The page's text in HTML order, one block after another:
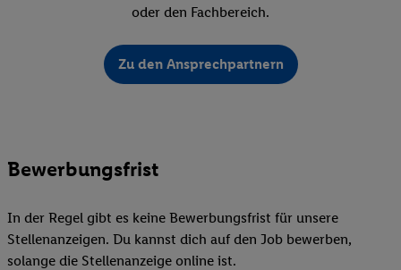
oder den Fachbereich.
Zu den Ansprechpartnern
Bewerbungsfrist
In der Regel gibt es keine Bewerbungsfrist für unsere
Stellenanzeigen. Du kannst dich auf den Job bewerben,
solange die Stellenanzeige online ist.